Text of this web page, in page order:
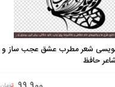
شعر مطرب عشق عجب ساز و
حافظ